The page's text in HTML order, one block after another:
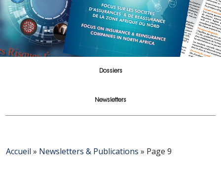
Dossiers
Newsletters
Accueil » Newsletters & Publications » Page 9